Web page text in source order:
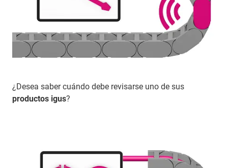
¿Desea saber cuándo debe revisarse uno de sus
productos igus?